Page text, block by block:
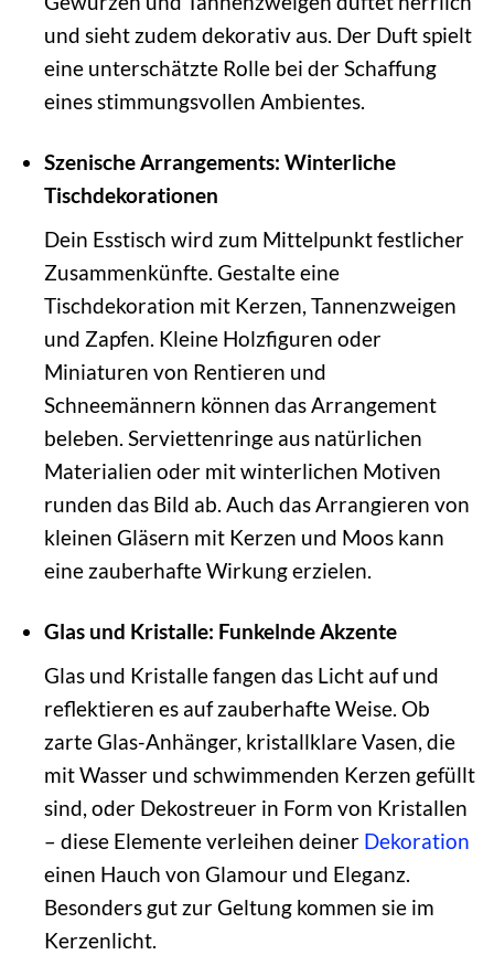
und sieht zudem dekorativ aus. Der Duft spielt
eine unterschätzte Rolle bei der Schaffung
eines stimmungsvollen Ambientes.
Szenische Arrangements: Winterliche
Tischdekorationen
Dein Esstisch wird zum Mittelpunkt festlicher
Zusammenkünfte. Gestalte eine
Tischdekoration mit Kerzen, Tannenzweigen
und Zapfen. Kleine Holzfiguren oder
Miniaturen von Rentieren und
Schneemännern können das Arrangement
beleben. Serviettenringe aus natürlichen
Materialien oder mit winterlichen Motiven
runden das Bild ab. Auch das Arrangieren von
kleinen Gläsern mit Kerzen und Moos kann
eine zauberhafte Wirkung erzielen.
Glas und Kristalle: Funkelnde Akzente
Glas und Kristalle fangen das Licht auf und
reflektieren es auf zauberhafte Weise. Ob
zarte Glas-Anhänger, kristallklare Vasen, die
mit Wasser und schwimmenden Kerzen gefüllt
sind, oder Dekostreuer in Form von Kristallen
– diese Elemente verleihen deiner Dekoration
einen Hauch von Glamour und Eleganz.
Besonders gut zur Geltung kommen sie im
Kerzenlicht.